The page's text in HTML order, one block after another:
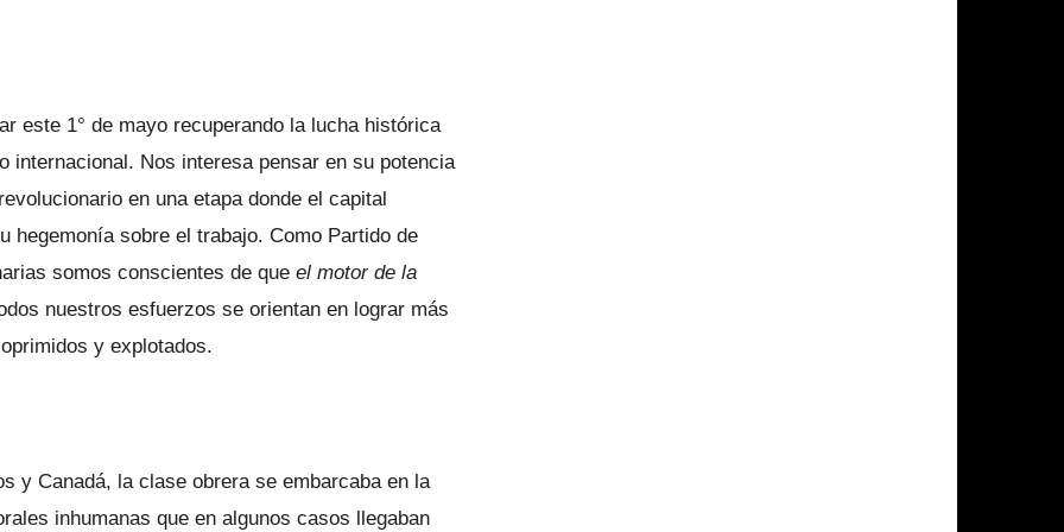
este 1° de mayo recuperando la lucha histórica
internacional. Nos interesa pensar en su potencia
en una etapa donde el capital
hegemonía sobre el trabajo. Como Partido de
somos conscientes de que el motor de la
nuestros esfuerzos se orientan en lograr más
y explotados.
y Canadá, la clase obrera se embarcaba en la
inhumanas que en algunos casos llegaban